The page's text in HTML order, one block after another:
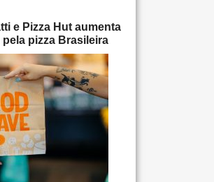
e Pizza Hut aumenta
pizza Brasileira